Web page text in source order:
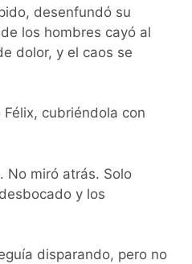
desenfundó su
los hombres cayó al
dolor, y el caos se
cubriéndola con
No miró atrás. Solo
y los
disparando, pero no